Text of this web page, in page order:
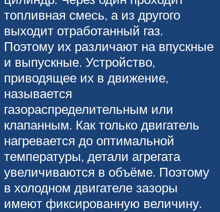
топливная смесь, а из другого
выходит отработанный газ.
Поэтому их различают на впускные
и выпускные. Устройство,
приводящее их в движение,
называется
газораспределительным или
клапанным. Как только двигатель
нагревается до оптимальной
температуры, детали агрегата
увеличиваются в объёме. Поэтому
в холодном двигателе зазоры
имеют фиксированную величину.